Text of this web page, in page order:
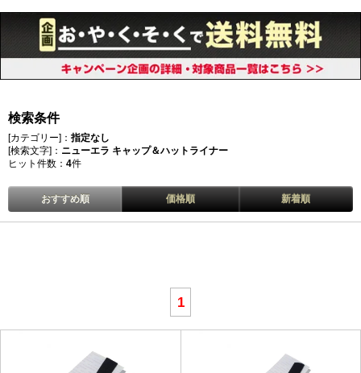
検索条件
[カテゴリー]： 指定なし
[検索文字]： ニューエラ キャップ＆ハットライナー
ヒット件数： 4件
おすすめ順 価格順 新着順
1